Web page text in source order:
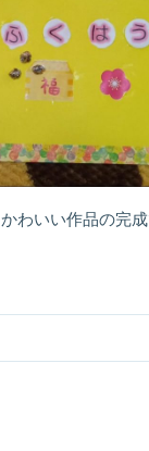
かわいい作品の完